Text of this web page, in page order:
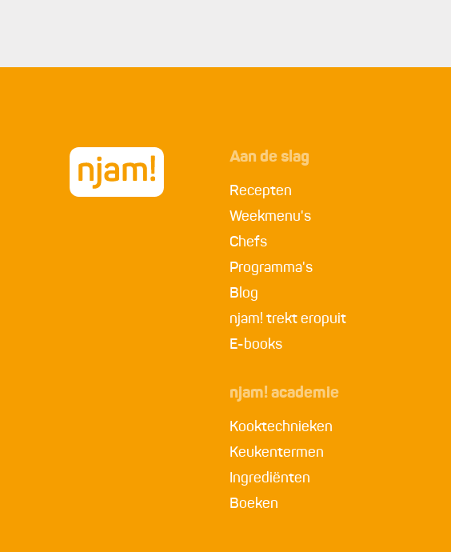
Aan de slag
Recepten
Weekmenu's
Chefs
Programma's
Blog
njam! trekt eropuit
E-books
njam! academie
Kooktechnieken
Keukentermen
Ingrediënten
Boeken